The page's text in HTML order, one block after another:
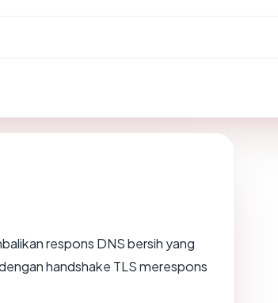
respons DNS bersih yang
handshake TLS merespons